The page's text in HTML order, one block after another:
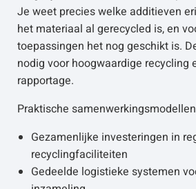
Je weet precies welke additieven
het materiaal al gerecycled is, en
toepassingen het nog geschikt is.
nodig voor hoogwaardige recycling
rapportage.
Praktische
Gezamenlijke investeringen in
recyclingfaciliteiten
Gedeelde logistieke systemen